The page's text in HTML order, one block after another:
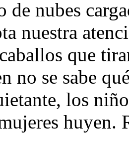
de nubes
nuestra
que
no se sabe
los
huyen.